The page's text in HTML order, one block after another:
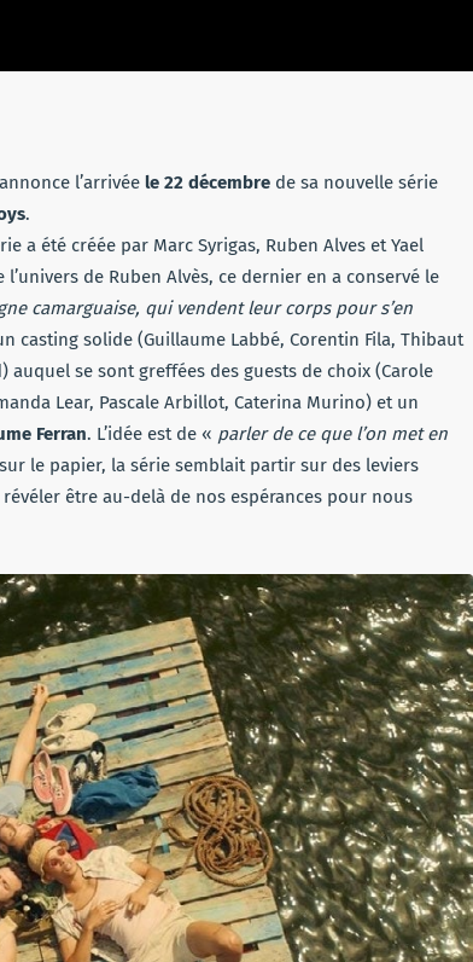
l’arrivée le 22 décembre de sa nouvelle série
.
a été créée par Marc Syrigas, Ruben Alves et Yael
de Ruben Alvès, ce dernier en a conservé le
camarguaise, qui vendent leur corps pour s’en
casting solide (Guillaume Labbé, Corentin Fila, Thibaut
auquel se sont greffées des guests de choix (Carole
Lear, Pascale Arbillot, Caterina Murino) et un
Ferran. L’idée est de « parler de ce que l’on met en
le papier, la série semblait partir sur des leviers
être au-delà de nos espérances pour nous